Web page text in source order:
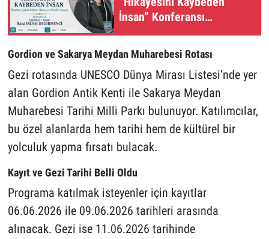
İnsan” Konferansı
Gordion ve Sakarya Meydan Muharebesi Rotası
Gezi rotasında UNESCO Dünya Mirası Listesi’nde yer
alan Gordion Antik Kenti ile Sakarya Meydan
Muharebesi Tarihi Milli Parkı bulunuyor. Katılımcılar,
bu özel alanlarda hem tarihi hem de kültürel bir
yolculuk yapma fırsatı bulacak.
Kayıt ve Gezi Tarihi Belli Oldu
Programa katılmak isteyenler için kayıtlar
06.06.2026 ile 09.06.2026 tarihleri arasında
alınacak. Gezi ise 11.06.2026 tarihinde